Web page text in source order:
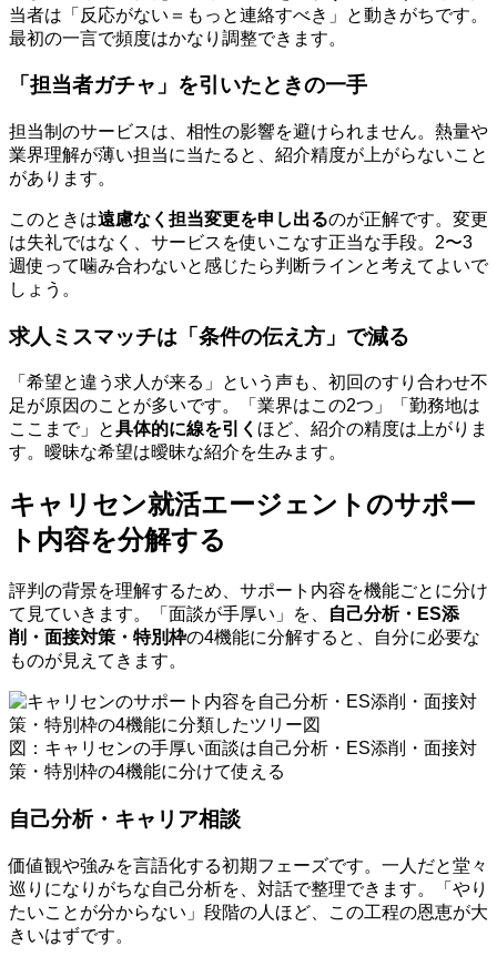
当者は「反応がない＝もっと連絡すべき」と動きがちです。
最初の一言で頻度はかなり調整できます。
「担当者ガチャ」を引いたときの一手
担当制のサービスは、相性の影響を避けられません。熱量や
業界理解が薄い担当に当たると、紹介精度が上がらないこと
があります。
このときは遠慮なく担当変更を申し出るのが正解です。変更
は失礼ではなく、サービスを使いこなす正当な手段。2〜3
週使って噛み合わないと感じたら判断ラインと考えてよいで
しょう。
求人ミスマッチは「条件の伝え方」で減る
「希望と違う求人が来る」という声も、初回のすり合わせ不
足が原因のことが多いです。「業界はこの2つ」「勤務地は
ここまで」と具体的に線を引く ほど、紹介の精度は上がりま
す。曖昧な希望は曖昧な紹介を生みます。
キャリセン就活エージェントのサポー
ト内容を分解する
評判の背景を理解するため、サポート内容を機能ごとに分け
て見ていきます。「面談が手厚い」を、
自己分析・ES添
削・面接対策・特別枠の4機能に分解すると、自分に必要な
ものが見えてきます。
図：キャリセンの手厚い面談は自己分析・ES添削・面接対
策・特別枠の4機能に分けて使える
自己分析・キャリア相談
価値観や強みを言語化する初期フェーズです。一人だと堂々
巡りになりがちな自己分析を、対話で整理できます。「やり
たいことが分からない」段階の人ほど、この工程の恩恵が大
きいはずです。